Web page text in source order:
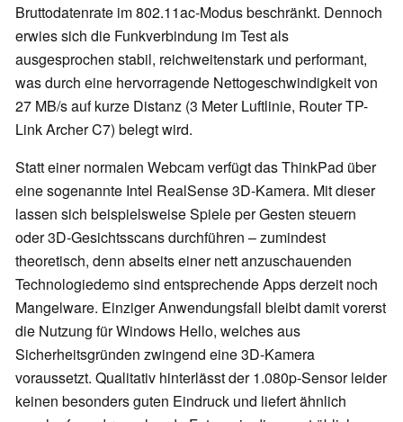
Bruttodatenrate im 802.11ac-Modus beschränkt. Dennoch
erwies sich die Funkverbindung im Test als
ausgesprochen stabil, reichweitenstark und performant,
was durch eine hervorragende Nettogeschwindigkeit von
27 MB/s auf kurze Distanz (3 Meter Luftlinie, Router TP-
Link Archer C7) belegt wird.
Statt einer normalen Webcam verfügt das ThinkPad über
eine sogenannte Intel RealSense 3D-Kamera. Mit dieser
lassen sich beispielsweise Spiele per Gesten steuern
oder 3D-Gesichtsscans durchführen – zumindest
theoretisch, denn abseits einer nett anzuschauenden
Technologiedemo sind entsprechende Apps derzeit noch
Mangelware. Einziger Anwendungsfall bleibt damit vorerst
die Nutzung für Windows Hello, welches aus
Sicherheitsgründen zwingend eine 3D-Kamera
voraussetzt. Qualitativ hinterlässt der 1.080p-Sensor leider
keinen besonders guten Eindruck und liefert ähnlich